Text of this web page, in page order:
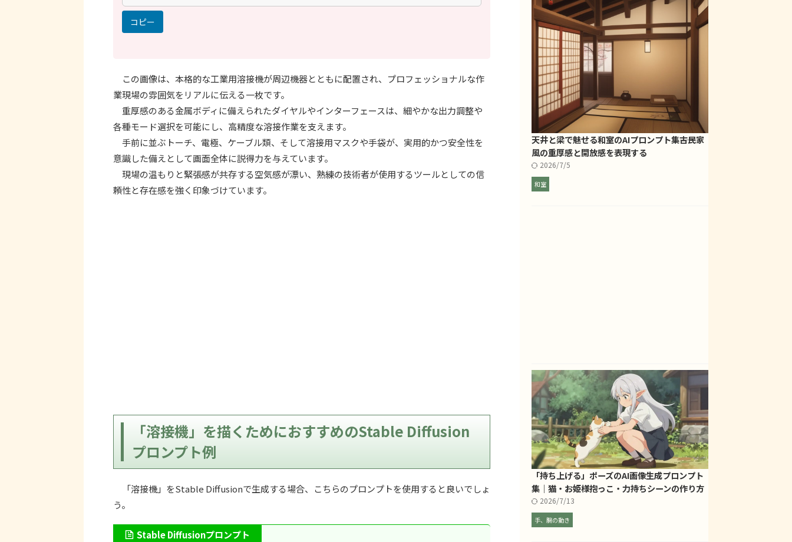
コピー
この画像は、本格的な工業用溶接機が周辺機器とともに配置され、プロフェッショナルな作
業現場の雰囲気をリアルに伝える一枚です。
重厚感のある金属ボディに備えられたダイヤルやインターフェースは、細やかな出力調整や
各種モード選択を可能にし、高精度な溶接作業を支えます。
手前に並ぶトーチ、電極、ケーブル類、そして溶接用マスクや手袋が、実用的かつ安全性を
意識した備えとして画面全体に説得力を与えています。
現場の温もりと緊張感が共存する空気感が漂い、熟練の技術者が使用するツールとしての信
頼性と存在感を強く印象づけています。
「溶接機」を描くためにおすすめのStable Diffusion
プロンプト例
「溶接機」をStable Diffusionで生成する場合、こちらのプロンプトを使用すると良いでしょ
う。
Stable Diffusionプロンプト
天井と梁で魅せる和室のAIプロンプト集――古民家
風の重厚感と開放感を表現する
2026/7/5
和室
「持ち上げる」ポーズのAI画像生成プロンプト
集｜猫・お姫様抱っこ・力持ちシーンの作り方
2026/7/13
手、腕の動き